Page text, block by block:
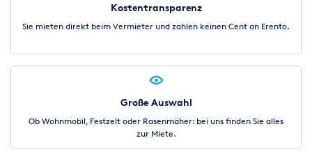
Kostentransparenz
Sie mieten direkt beim Vermieter und zahlen keinen Cent an Erento.
Große Auswahl
Ob Wohnmobil, Festzelt oder Rasenmäher: bei uns finden Sie alles
zur Miete.